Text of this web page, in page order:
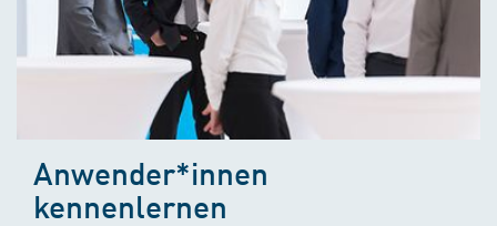
Anwender*innen
kennenlernen